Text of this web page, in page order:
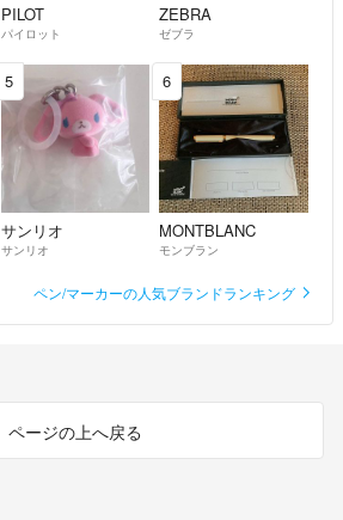
PILOT
パイロット
ZEBRA
ゼブラ
5
サンリオ
サンリオ
6
MONTBLANC
モンブラン
ペン/マーカーの人気ブランドランキング
ページの上へ戻る